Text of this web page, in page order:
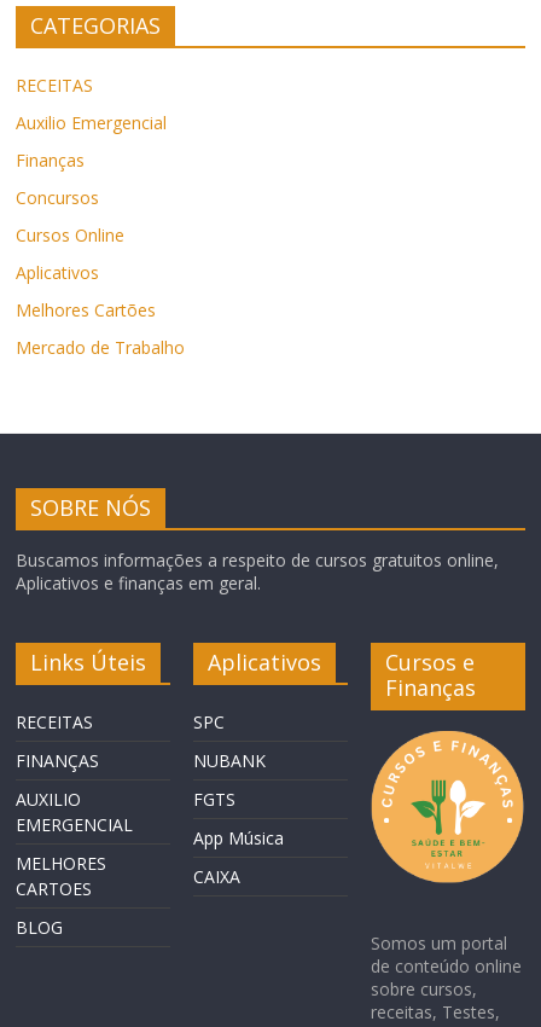
CATEGORIAS
RECEITAS
Auxilio Emergencial
Finanças
Concursos
Cursos Online
Aplicativos
Melhores Cartões
Mercado de Trabalho
SOBRE NÓS
Buscamos informações a respeito de cursos gratuitos online,
Aplicativos e finanças em geral.
Links Úteis
RECEITAS
FINANÇAS
AUXILIO
EMERGENCIAL
MELHORES
CARTOES
BLOG
Aplicativos
SPC
NUBANK
FGTS
App Música
CAIXA
Cursos e
Finanças
Somos um portal
de conteúdo online
sobre cursos,
receitas, Testes,